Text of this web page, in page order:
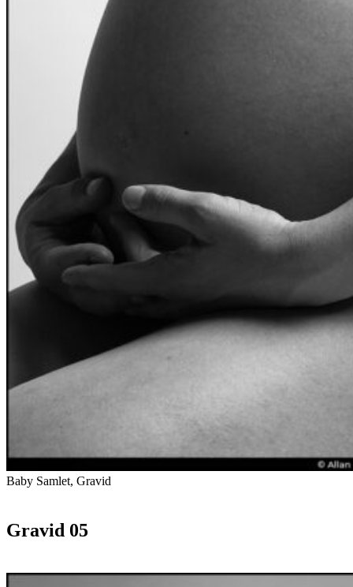
Baby Samlet, Gravid
Gravid 05